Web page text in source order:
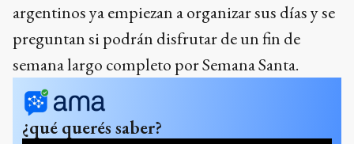
argentinos ya empiezan a organizar sus días y se
preguntan si podrán disfrutar de un fin de
semana largo completo por Semana Santa.
¿qué querés saber?